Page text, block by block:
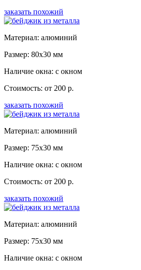
заказать похожий
Материал: алюминий
Размер: 80x30 мм
Наличие окна: с окном
Стоимость: от 200 р.
заказать похожий
Материал: алюминий
Размер: 75x30 мм
Наличие окна: с окном
Стоимость: от 200 р.
заказать похожий
Материал: алюминий
Размер: 75x30 мм
Наличие окна: с окном